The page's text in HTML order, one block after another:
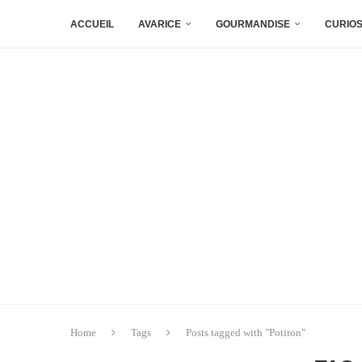
ACCUEIL AVARICE GOURMANDISE
Home Tags Posts tagged with "Potiron"